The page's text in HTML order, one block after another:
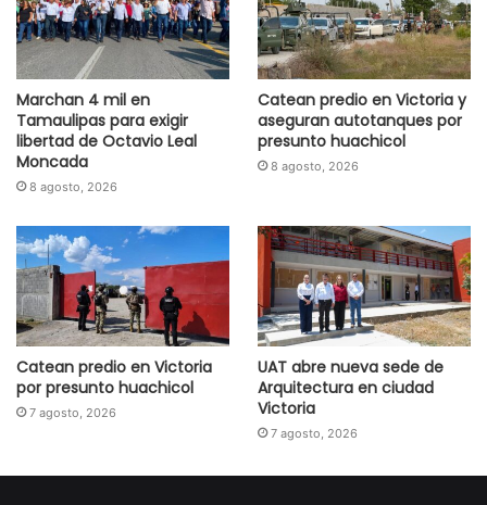
Marchan 4 mil en
Tamaulipas para exigir
libertad de Octavio Leal
Moncada
8 agosto, 2026
Catean predio en Victoria y
aseguran autotanques por
presunto huachicol
8 agosto, 2026
Catean predio en Victoria
por presunto huachicol
7 agosto, 2026
UAT abre nueva sede de
Arquitectura en ciudad
Victoria
7 agosto, 2026